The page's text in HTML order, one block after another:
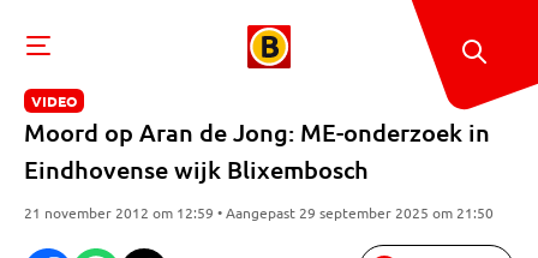
VIDEO
Moord op Aran de Jong: ME-onderzoek in
Eindhovense wijk Blixembosch
21 november 2012 om 12:59 • Aangepast 29 september 2025 om 21:50